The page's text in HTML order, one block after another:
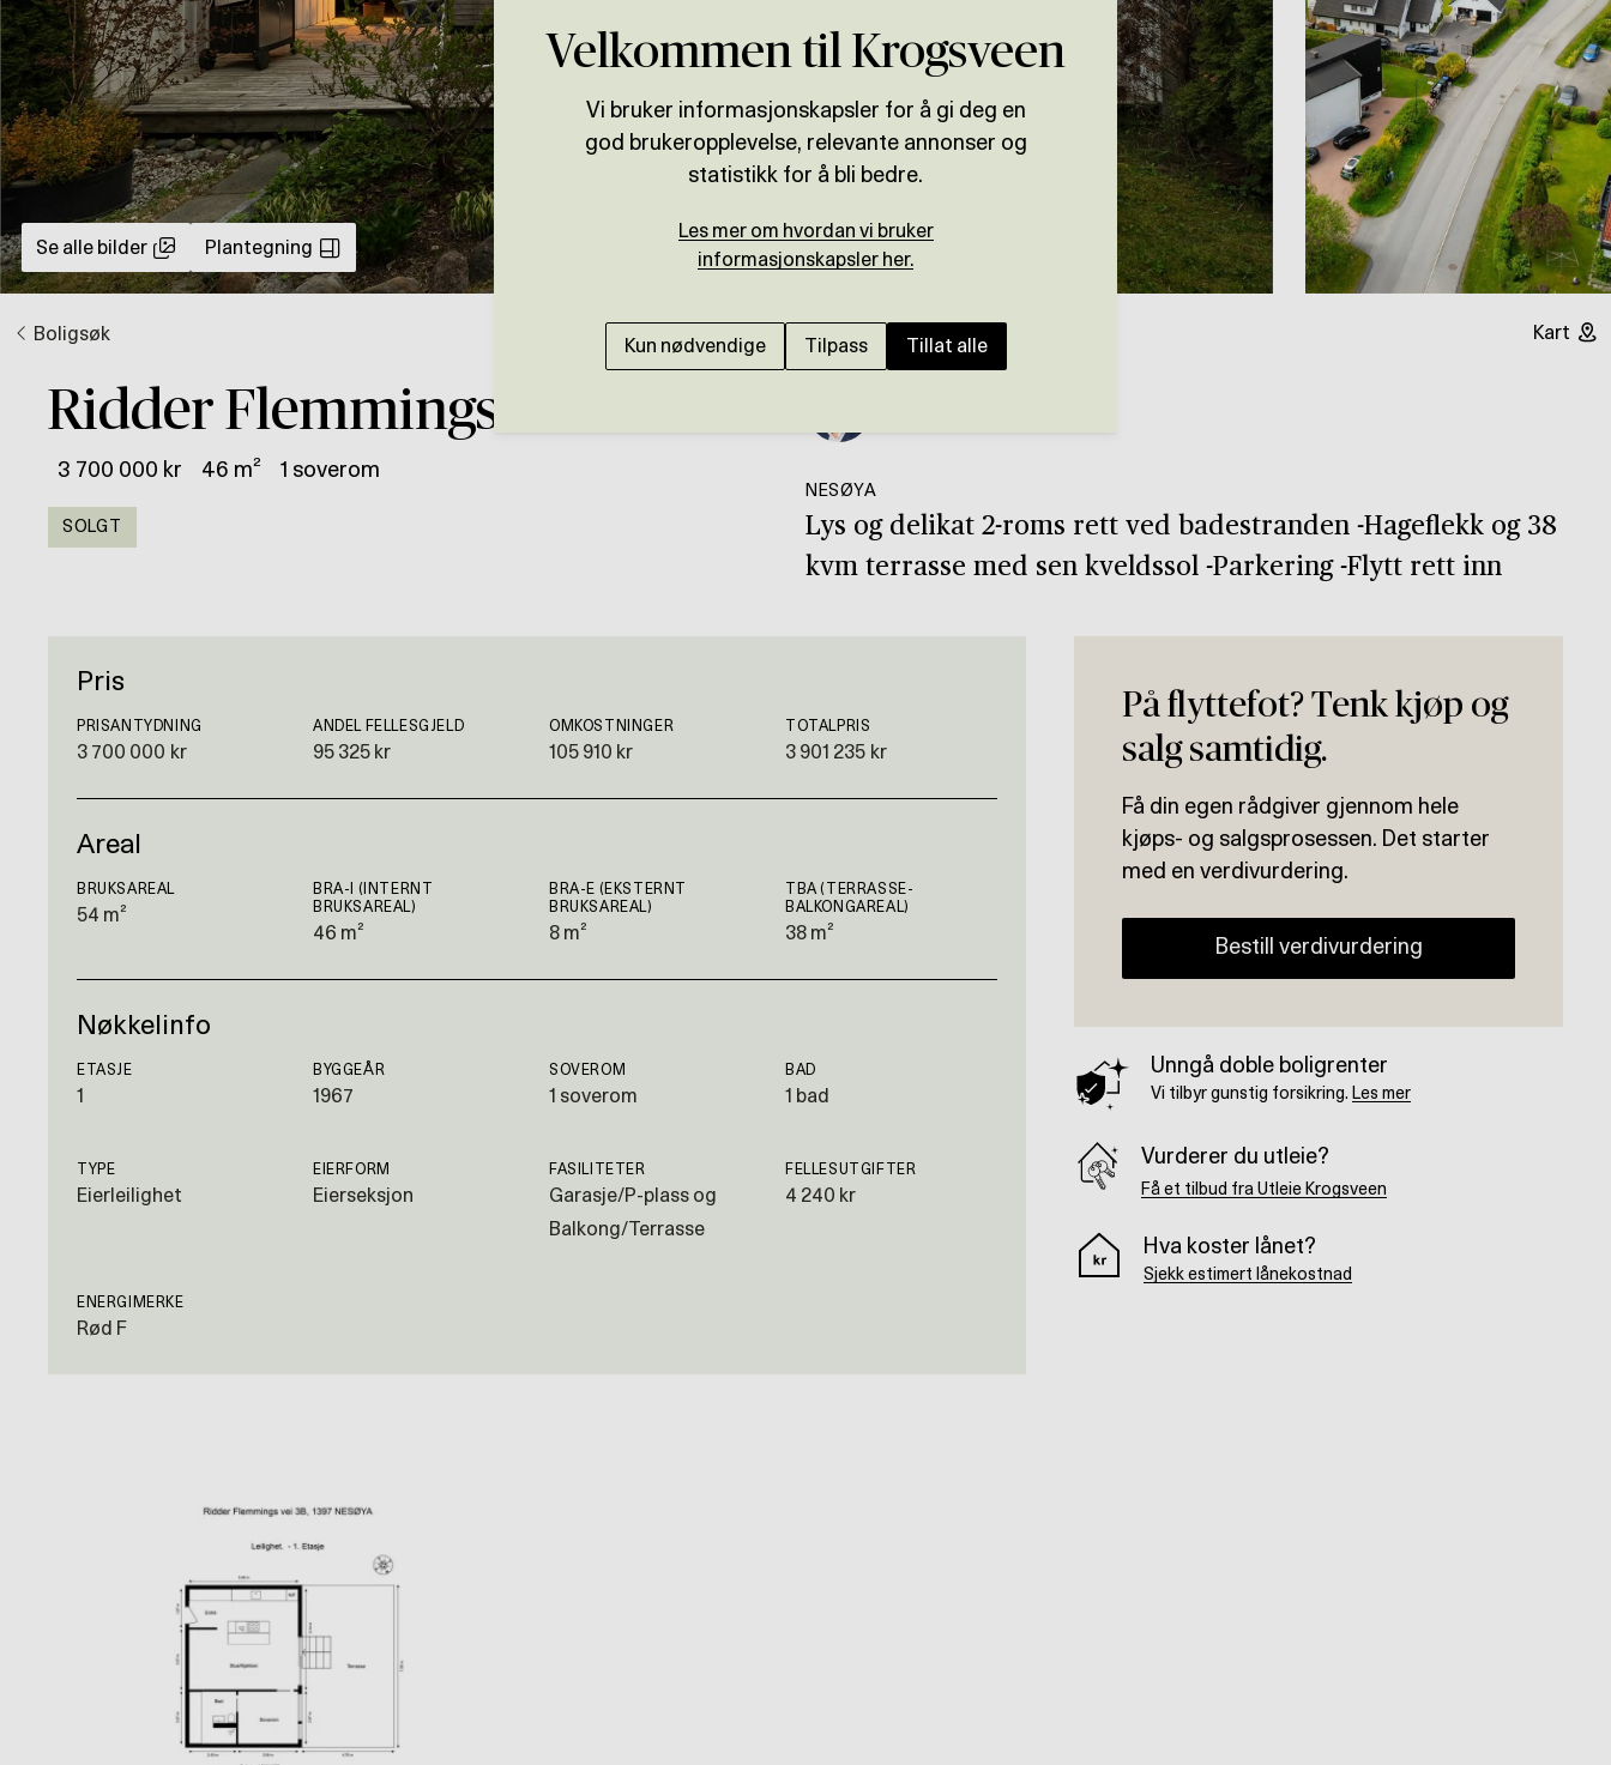
Se alle bilder Plantegning
Boligsøk Kart
Ridder Flemmings vei 3B
3 700 000 kr 46 m² 1 soverom
SOLGT
NESØYA
Lys og delikat 2-roms rett ved badestranden -Hageflekk og 38
kvm terrasse med sen kveldssol -Parkering -Flytt rett inn
Pris
PRISANTYDNING
3 700 000 kr
ANDEL FELLESGJELD
95 325 kr
OMKOSTNINGER
105 910 kr
TOTALPRIS
3 901 235 kr
Areal
BRUKSAREAL
54 m²
BRA-I (INTERNT
BRUKSAREAL)
46 m²
BRA-E (EKSTERNT
BRUKSAREAL)
8 m²
TBA (TERRASSE-
BALKONGAREAL)
38 m²
Nøkkelinfo
ETASJE
1
BYGGEÅR
1967
SOVEROM
1 soverom
BAD
1 bad
TYPE
Eierleilighet
EIERFORM
Eierseksjon
FASILITETER
Garasje/P-plass og
Balkong/Terrasse
FELLESUTGIFTER
4 240 kr
ENERGIMERKE
Rød F
På flyttefot? Tenk kjøp og
salg samtidig.
Få din egen rådgiver gjennom hele
kjøps- og salgsprosessen. Det starter
med en verdivurdering.
Bestill verdivurdering
Unngå doble boligrenter
Vi tilbyr gunstig forsikring. Les mer
Vurderer du utleie?
Få et tilbud fra Utleie Krogsveen
Hva koster lånet?
Sjekk estimert lånekostnad
Velkommen til Krogsveen
Vi bruker informasjonskapsler for å gi deg en
god brukeropplevelse, relevante annonser og
statistikk for å bli bedre.
Les mer om hvordan vi bruker
informasjonskapsler her.
Kun nødvendige Tilpass Tillat alle